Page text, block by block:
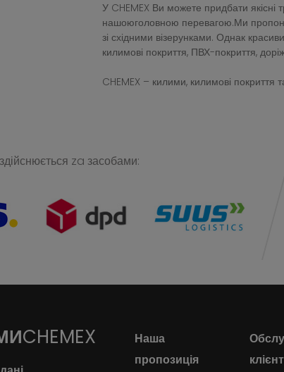
У CHEMEX Ви можете придбати якісні
нашоюголовною перевагою.Ми
зі східними візерунками. Однак
килимові покриття, ПВХ-покриття,
CHEMEX – килими, килимові
za засобами:
CHEMEX
Наша
пропозиція